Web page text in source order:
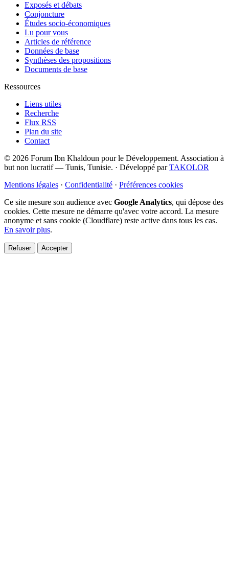
Exposés et débats
Conjoncture
Études socio-économiques
Lu pour vous
Articles de référence
Données de base
Synthèses des propositions
Documents de base
Ressources
Liens utiles
Recherche
Flux RSS
Plan du site
Contact
© 2026 Forum Ibn Khaldoun pour le Développement. Association à
but non lucratif — Tunis, Tunisie. · Développé parTAKOLOR
Mentions légales · Confidentialité · Préférences cookies
Ce site mesure son audience avec Google Analytics, qui dépose des
cookies. Cette mesure ne démarre qu'avec votre accord. La mesure
anonyme et sans cookie (Cloudflare) reste active dans tous les cas.
En savoir plus.
Refuser Accepter